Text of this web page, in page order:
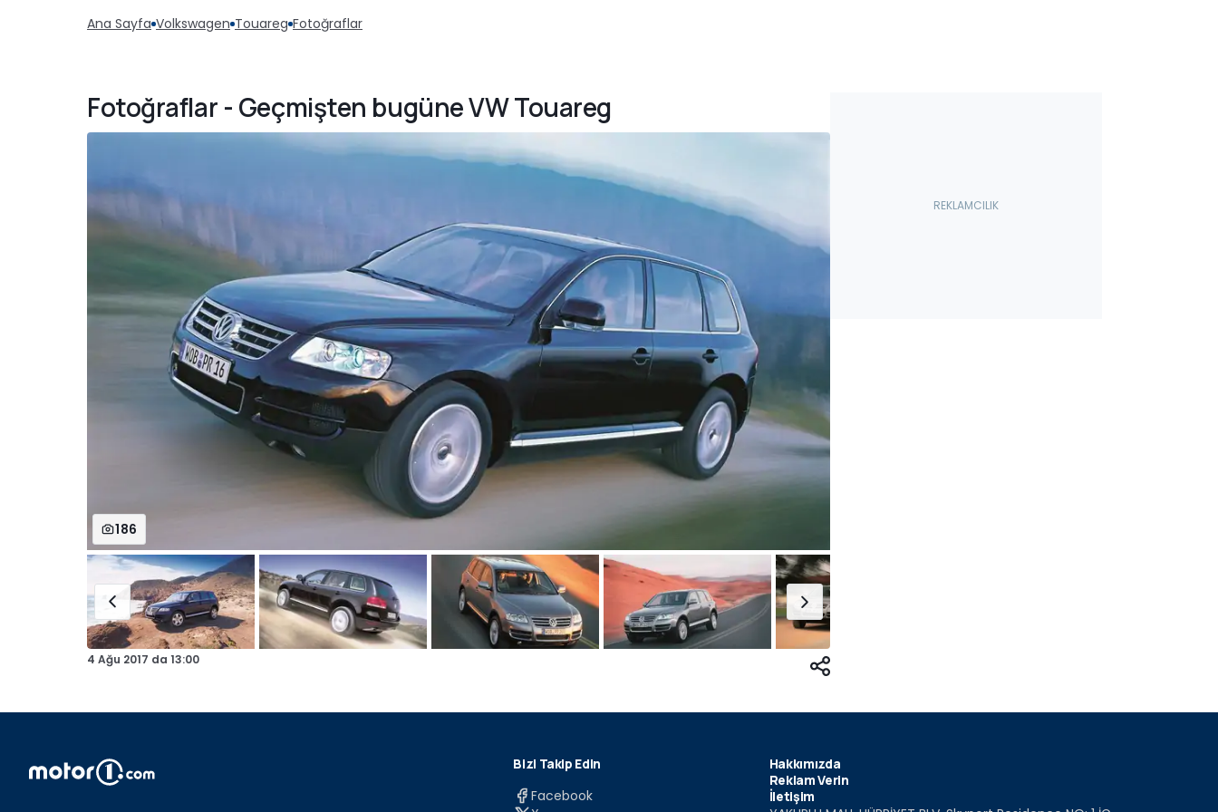
Ana Sayfa Volkswagen Touareg Fotoğraflar
Fotoğraflar - Geçmişten bugüne VW Touareg
186
4 Ağu 2017 da 13:00
Bizi Takip Edin
Facebook
Hakkımızda
Reklam Verin
İletişim